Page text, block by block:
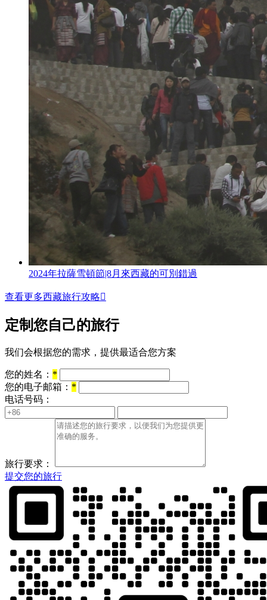
2024年拉薩雪頓節|8月來西藏的可別錯過
查看更多西藏旅行攻略
定制您自己的旅行
我们会根据您的需求，提供最适合您方案
您的姓名： *
您的电子邮箱： *
电话号码：
旅行要求：
提交您的旅行